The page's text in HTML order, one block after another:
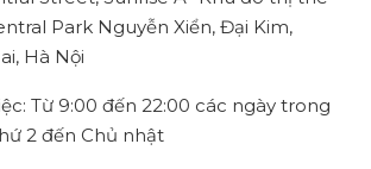
Park Nguyễn Xiển, Đại Kim,
Hà Nội
Từ 9:00 đến 22:00 các ngày trong
2 đến Chủ nhật